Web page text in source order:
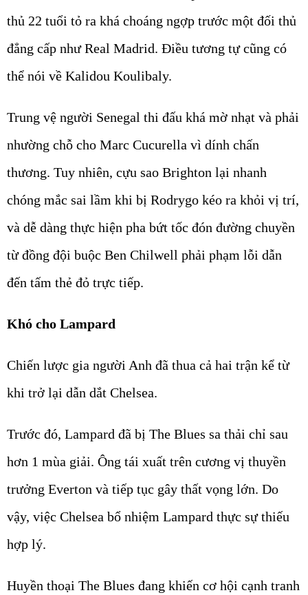
thủ 22 tuổi tỏ ra khá choáng ngợp trước một đối thủ
đẳng cấp như Real Madrid. Điều tương tự cũng có
thể nói về Kalidou Koulibaly.
Trung vệ người Senegal thi đấu khá mờ nhạt và phải
nhường chỗ cho Marc Cucurella vì dính chấn
thương. Tuy nhiên, cựu sao Brighton lại nhanh
chóng mắc sai lầm khi bị Rodrygo kéo ra khỏi vị trí,
và dễ dàng thực hiện pha bứt tốc đón đường chuyền
từ đồng đội buộc Ben Chilwell phải phạm lỗi dẫn
đến tấm thẻ đỏ trực tiếp.
Khó cho Lampard
Chiến lược gia người Anh đã thua cả hai trận kể từ
khi trở lại dẫn dắt Chelsea.
Trước đó, Lampard đã bị The Blues sa thải chỉ sau
hơn 1 mùa giải. Ông tái xuất trên cương vị thuyền
trưởng Everton và tiếp tục gây thất vọng lớn. Do
vậy, việc Chelsea bổ nhiệm Lampard thực sự thiếu
hợp lý.
Huyền thoại The Blues đang khiến cơ hội cạnh tranh